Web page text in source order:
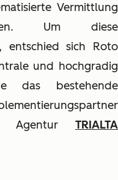
Vermittlung
Um diese
entschied sich Roto
und hochgradig
das bestehende
Agentur TRIALTA